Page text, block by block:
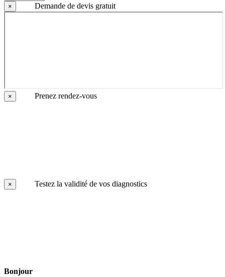
×
Demande de devis gratuit
× Prenez rendez-vous
× Testez la validité de vos diagnostics
Bonjour